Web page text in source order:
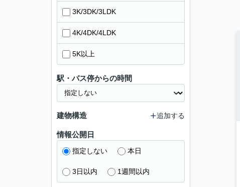
3K/3DK/3LDK
4K/4DK/4LDK
5K以上
駅・バス停からの時間
建物構造 追加する
情報公開日
指定しない 本日
3日以内 1週間以内